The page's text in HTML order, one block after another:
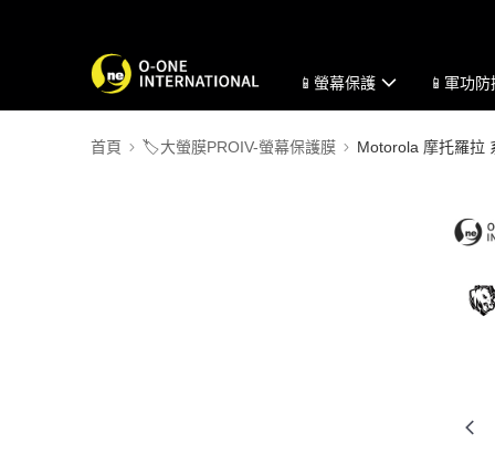
📱螢幕保護 📱軍功
首頁 🏷️大螢膜PROIV-螢幕保護膜 Motorola 摩托羅拉